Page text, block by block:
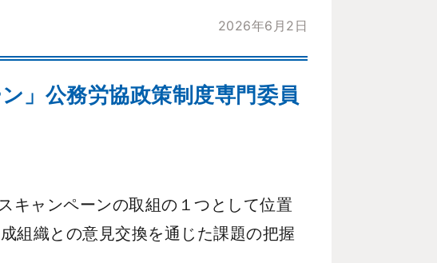
2026年6月2日
」公務労協政策制度専門委員
ャンペーンの取組の１つとして位置
組織との意見交換を通じた課題の把握